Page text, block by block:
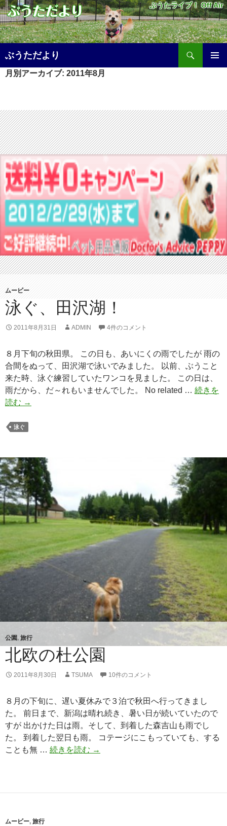
ぶうたライブ！ Off Air
ぶうただより
索
ン
メ
ニ
ュ
ー
ン
へ
ス
キ
ッ
月別アーカイブ: 2011年8月
ムービー
泳ぐ、田沢湖！
2011年8月31日 ADMIN 4件のコメント
８月下旬の秋田県。 この日も、あいにくの雨でしたが 雨の
合間をぬって、田沢湖で泳いでみました。 以前、ぶうこと
来た時、泳ぐ練習していたワンコを見ました。 この日は、
雨だから、だ～れもいませんでした。 No related … 続きを
読む 泳
、
湖
！
→
泳ぐ
公園, 旅行
北欧の杜公園
2011年8月30日 TSUMA 10件のコメント
８月の下旬に、遅い夏休みで３泊で秋田へ行ってきまし
た。 前日まで、新潟は晴れ続き、暑い日が続いていたので
すが 出かけた日は雨。そして、到着した森吉山も雨でし
た。 到着した翌日も雨。 コテージにこもっていても、する
ことも無 … 続きを読む 北
→
ムービー, 旅行